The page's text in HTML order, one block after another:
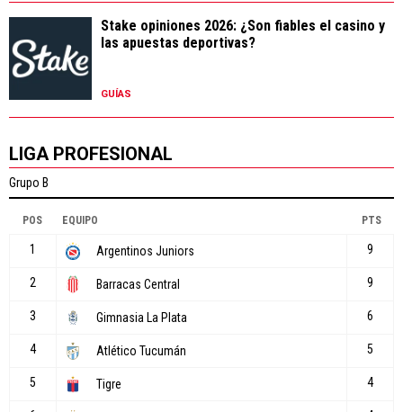
Stake opiniones 2026: ¿Son fiables el casino y
las apuestas deportivas?
GUÍAS
LIGA PROFESIONAL